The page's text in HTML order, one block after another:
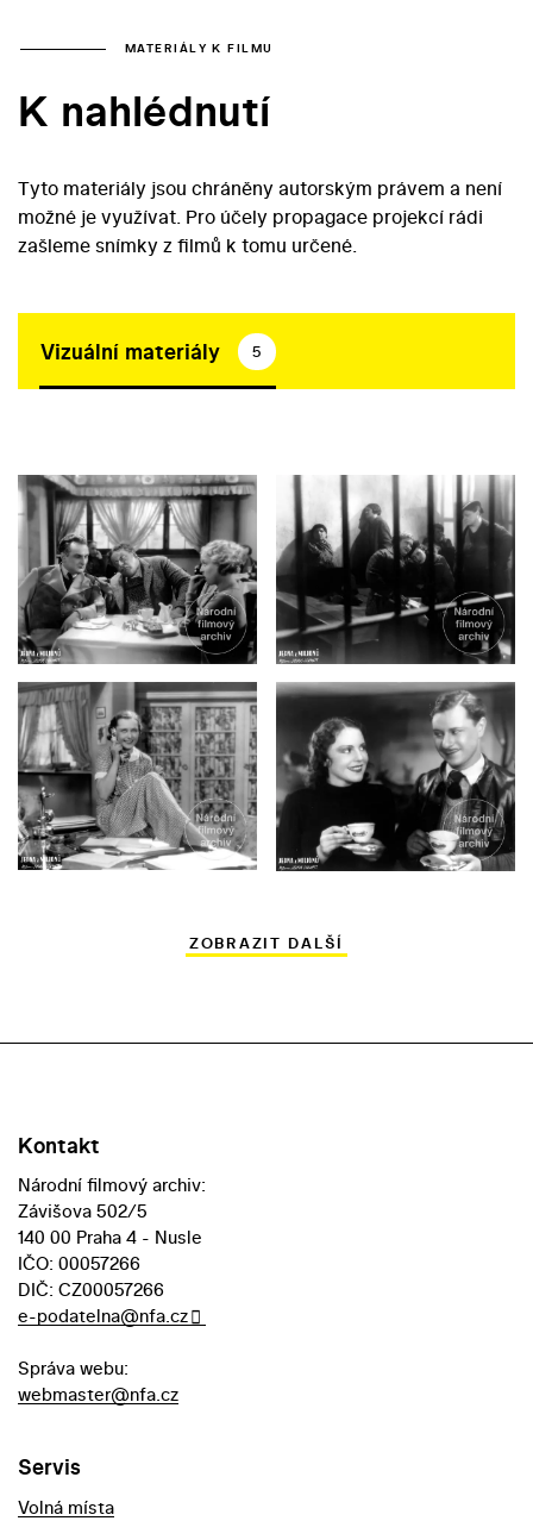
MATERIÁLY K FILMU
K nahlédnutí
Tyto materiály jsou chráněny autorským právem a není
možné je využívat. Pro účely propagace projekcí rádi
zašleme snímky z filmů k tomu určené.
Vizuální materiály 5
ZOBRAZIT DALŠÍ
Kontakt
Národní filmový archiv:
Závišova 502/5
140 00 Praha 4 - Nusle
IČO: 00057266
DIČ: CZ00057266
e-podatelna@nfa.cz
Správa webu:
webmaster@nfa.cz
Servis
Volná místa